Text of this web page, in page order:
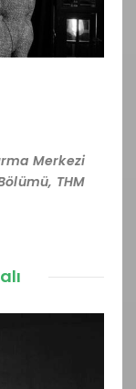
Merkezi
THM